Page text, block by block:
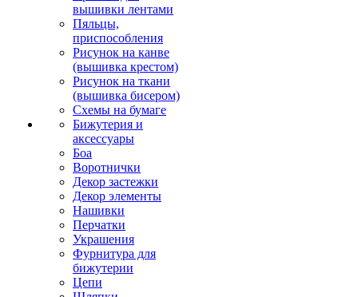
вышивки лентами
Пяльцы,
приспособления
Рисунок на канве
(вышивка крестом)
Рисунок на ткани
(вышивка бисером)
Схемы на бумаге
Бижутерия и
аксессуары
Боа
Воротнички
Декор застежки
Декор элементы
Нашивки
Перчатки
Украшения
Фурнитура для
бижутерии
Цепи